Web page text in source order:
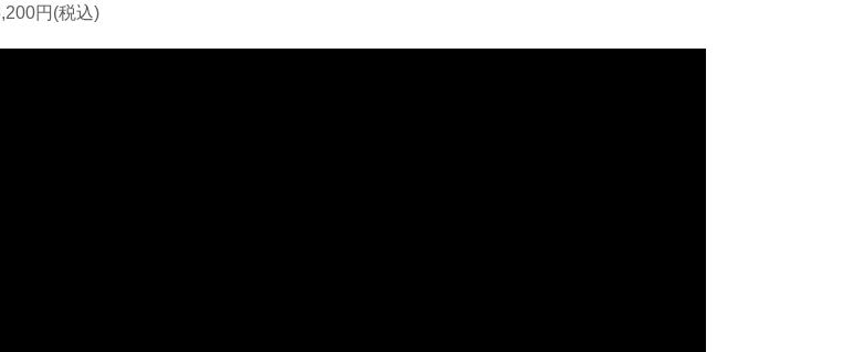
円(税込)